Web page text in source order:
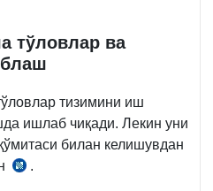
тўловлар ва
тизимини иш
ишлаб чиқади. Лекин уни
билан келишувдан
МК
.